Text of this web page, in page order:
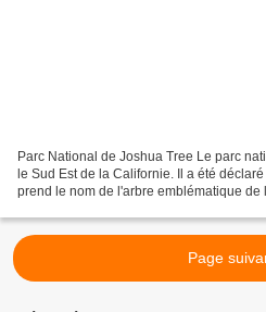
Parc National de Joshua Tree Le parc
le Sud Est de la Californie. Il a été
prend le nom de l'arbre emblématique
Page